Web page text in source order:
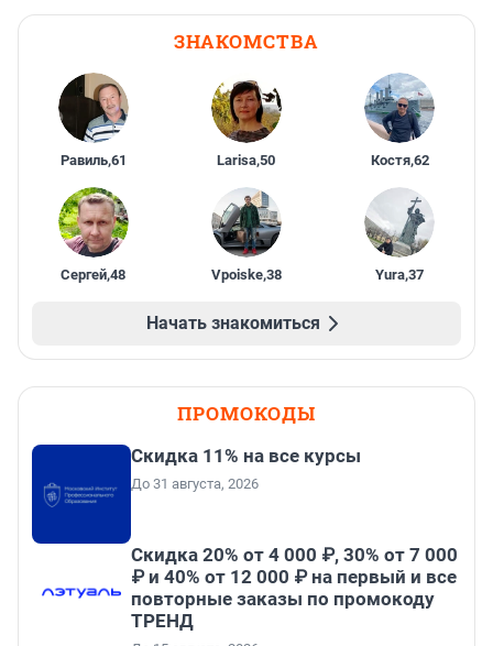
ЗНАКОМСТВА
Равиль,61 Larisa,50 Костя,62
Сергей,48 Vpoiske,38 Yura,37
Начать знакомиться
ПРОМОКОДЫ
Скидка 11% на все курсы
До 31 августа, 2026
Скидка 20% от 4 000 ₽, 30% от 7 000
₽ и 40% от 12 000 ₽ на первый и все
повторные заказы по промокоду
ТРЕНД